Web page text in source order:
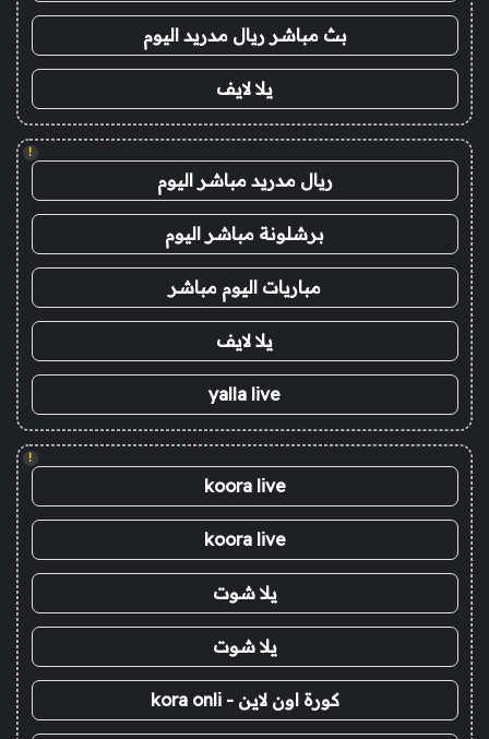
بث مباشر ريال مدريد اليوم
يلا لايف
!
ريال مدريد مباشر اليوم
برشلونة مباشر اليوم
مباريات اليوم مباشر
يلا لايف
yalla live
!
koora live
koora live
يلا شوت
يلا شوت
كورة اون لاين - kora onli